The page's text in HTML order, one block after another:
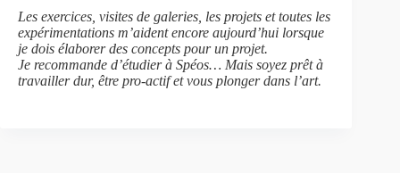
Les exercices, visites de galeries, les projets et toutes les
expérimentations m’aident encore aujourd’hui lorsque
je dois élaborer des concepts pour un projet.
Je recommande d’étudier à Spéos… Mais soyez prêt à
travailler dur, être pro-actif et vous plonger dans l’art.